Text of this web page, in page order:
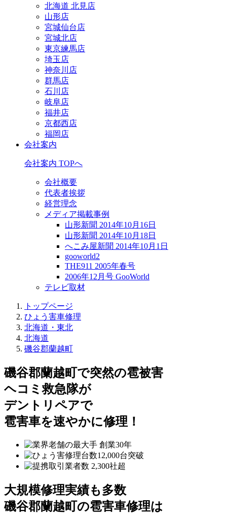
北海道 北見店
山形店
宮城仙台店
宮城北店
東京練馬店
埼玉店
神奈川店
群馬店
石川店
岐阜店
福井店
京都西店
福岡店
会社案内
会社案内 TOPへ
会社概要
代表者挨拶
経営理念
メディア掲載事例
山形新聞 2014年10月16日
山形新聞 2014年10月18日
へこみ屋新聞 2014年10月1日
gooworld2
THE911 2005年春号
2006年12月号 GooWorld
テレビ取材
トップページ
ひょう害車修理
北海道・東北
北海道
磯谷郡蘭越町
磯谷郡蘭越町で突然の雹被害
ヘコミ救急隊が
デントリペアで
雹害車を速やかに修理！
大規模修理実績も多数
磯谷郡蘭越町の雹害車修理は